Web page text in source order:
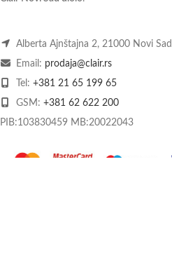
Alberta Ajnštajna 2, 21000 Novi Sad
Email: prodaja@clair.rs
Tel: +381 21 65 199 65
GSM: +381 62 622 200
PIB:103830459 MB:20022043